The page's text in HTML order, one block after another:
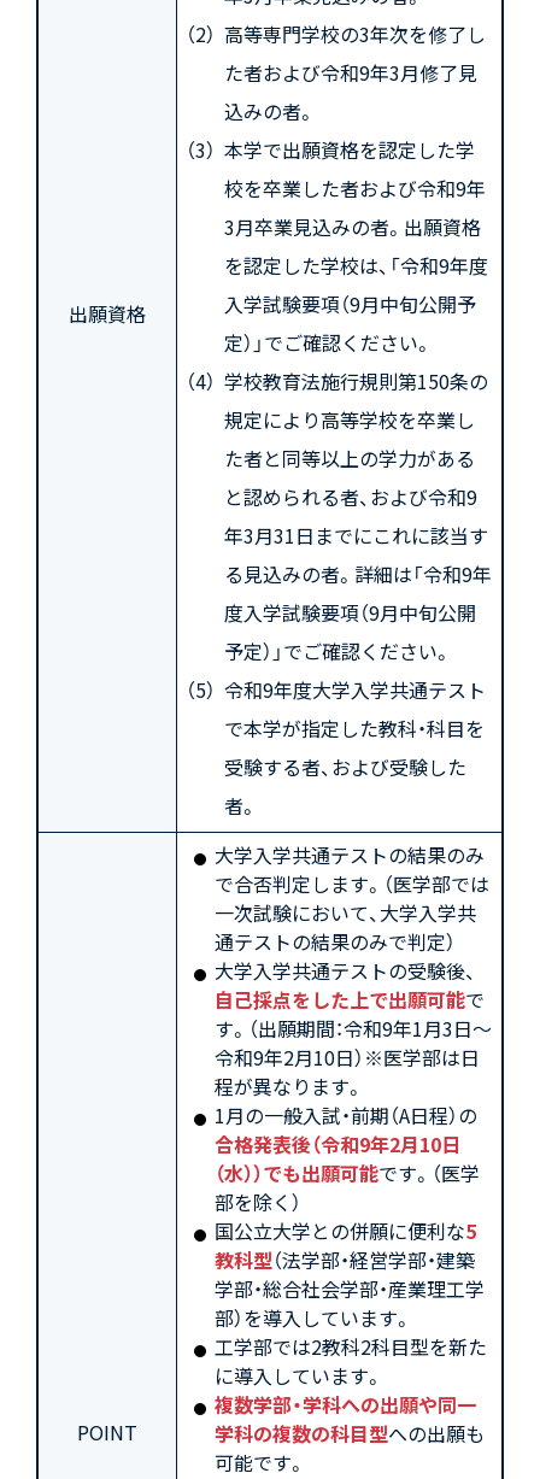
出願資格
高等専門学校の3年次を修了し
た者および令和9年3月修了見
込みの者。
本学で出願資格を認定した学
校を卒業した者および令和9年
3月卒業見込みの者。出願資格
を認定した学校は、「令和9年度
入学試験要項（9月中旬公開予
定）」でご確認ください。
学校教育法施行規則第150条の
規定により高等学校を卒業し
た者と同等以上の学力がある
と認められる者、および令和9
年3月31日までにこれに該当す
る見込みの者。詳細は「令和9年
度入学試験要項（9月中旬公開
予定）」でご確認ください。
令和9年度大学入学共通テスト
で本学が指定した教科・科目を
受験する者、および受験した
者。
POINT
大学入学共通テストの結果のみ
で合否判定します。（医学部では
一次試験において、大学入学共
通テストの結果のみで判定）
大学入学共通テストの受験後、
自己採点をした上で出願可能で
す。（出願期間：令和9年1月3日～
令和9年2月10日）※医学部は日
程が異なります。
1月の一般入試・前期（A日程）の
合格発表後（令和9年2月10日
（水））でも出願可能です。（医学
部を除く）
国公立大学との併願に便利な5
教科型（法学部・経営学部・建築
学部・総合社会学部・産業理工学
部）を導入しています。
工学部では2教科2科目型を新た
に導入しています。
複数学部・学科への出願や同一
学科の複数の科目型への出願も
可能です。